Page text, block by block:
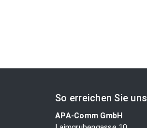
So erreichen Sie uns
APA-Comm GmbH